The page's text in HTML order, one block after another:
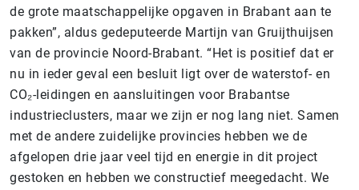
de grote maatschappelijke opgaven in Brabant aan te
pakken”, aldus gedeputeerde Martijn van Gruijthuijsen
van de provincie Noord-Brabant. “Het is positief dat er
nu in ieder geval een besluit ligt over de waterstof- en
CO₂-leidingen en aansluitingen voor Brabantse
industrieclusters, maar we zijn er nog lang niet. Samen
met de andere zuidelijke provincies hebben we de
afgelopen drie jaar veel tijd en energie in dit project
gestoken en hebben we constructief meegedacht. We